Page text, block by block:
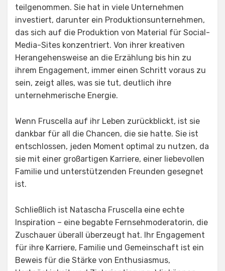
teilgenommen. Sie hat in viele Unternehmen
investiert, darunter ein Produktionsunternehmen,
das sich auf die Produktion von Material für Social-
Media-Sites konzentriert. Von ihrer kreativen
Herangehensweise an die Erzählung bis hin zu
ihrem Engagement, immer einen Schritt voraus zu
sein, zeigt alles, was sie tut, deutlich ihre
unternehmerische Energie.
Wenn Fruscella auf ihr Leben zurückblickt, ist sie
dankbar für all die Chancen, die sie hatte. Sie ist
entschlossen, jeden Moment optimal zu nutzen, da
sie mit einer großartigen Karriere, einer liebevollen
Familie und unterstützenden Freunden gesegnet
ist.
Schließlich ist Natascha Fruscella eine echte
Inspiration – eine begabte Fernsehmoderatorin, die
Zuschauer überall überzeugt hat. Ihr Engagement
für ihre Karriere, Familie und Gemeinschaft ist ein
Beweis für die Stärke von Enthusiasmus,